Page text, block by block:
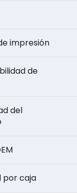
impresión
de
del
por caja